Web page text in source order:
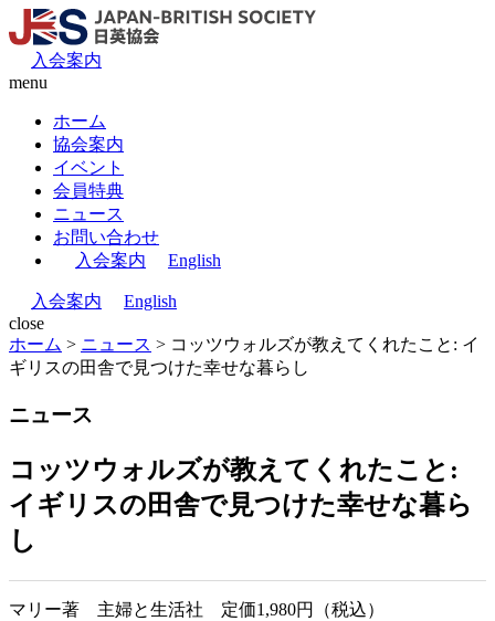
入会案内
menu
ホーム
協会案内
イベント
会員特典
ニュース
お問い合わせ
入会案内
English
入会案内
English
close
ホーム > ニュース > コッツウォルズが教えてくれたこと: イ
ギリスの田舎で見つけた幸せな暮らし
ニュース
コッツウォルズが教えてくれたこと:
イギリスの田舎で見つけた幸せな暮ら
し
マリー著 主婦と生活社 定価1,980円（税込）